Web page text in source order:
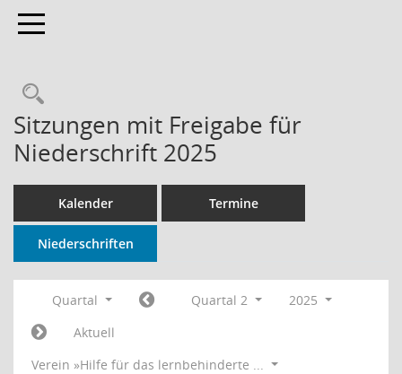
Toggle navigation
Rechercheauswahl
Sitzungen mit Freigabe für
Niederschrift 2025
Kalender Termine
Niederschriften
Quartal Quartal 2
2025
Aktuell
Verein »Hilfe für das lernbehinderte ...